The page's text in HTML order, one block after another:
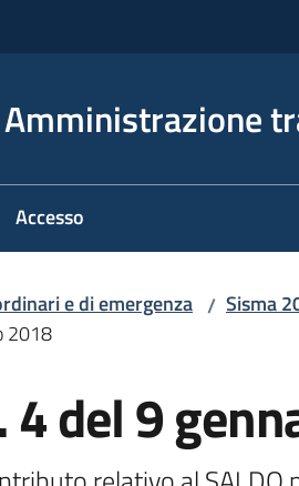
Amministrazione
Accesso
e di emergenza / Sisma
2018
4 del 9